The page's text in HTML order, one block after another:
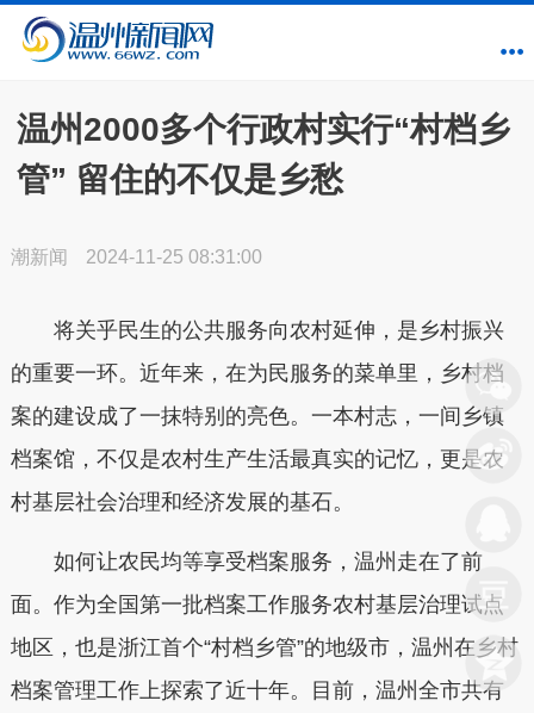
温州2000多个行政村实行“村档乡
管” 留住的不仅是乡愁
潮新闻 2024-11-25 08:31:00
将关乎民生的公共服务向农村延伸，是乡村振兴
的重要一环。近年来，在为民服务的菜单里，乡村档
案的建设成了一抹特别的亮色。一本村志，一间乡镇
档案馆，不仅是农村生产生活最真实的记忆，更是农
村基层社会治理和经济发展的基石。
如何让农民均等享受档案服务，温州走在了前
面。作为全国第一批档案工作服务农村基层治理试点
地区，也是浙江首个“村档乡管”的地级市，温州在乡村
档案管理工作上探索了近十年。目前，温州全市共有